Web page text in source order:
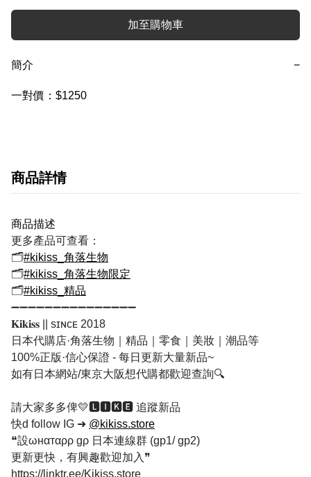
加至購物車
簡介 −
一對價：$1250
商品詳情
商品描述
更多產品可查看：
🗂#kikiss_角落生物
🗂#kikiss_角落生物限定
🗂#kikiss_精品
➖➖➖➖➖➖➖➖➖➖➖➖➖➖➖
𝐊𝐢𝐤𝐢𝐬𝐬 || sɪɴᴄᴇ 2018
日本代購店·角落生物｜精品｜零食｜美妝｜潮品等
100%正版·信心保證 - 每日更新大量新品~
如有日本網站/東京大阪想代購都歡迎查詢🔍
請大家多多俾💛🅻🅸🅺🅴 追蹤新品
快d follow IG ➜ @kikiss.store
❝設ωнαтαρρ gρ 日本連線群 (gp1/ gp2)
更新更快，有興趣歡迎加入❞
https://linktr.ee/Kikiss.store